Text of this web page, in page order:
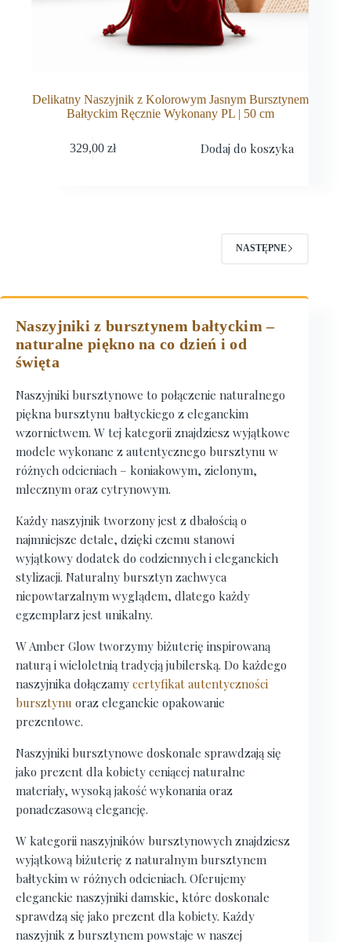
Delikatny Naszyjnik z Kolorowym Jasnym Bursztynem
Bałtyckim Ręcznie Wykonany PL | 50 cm
329,00zł Dodaj do koszyka
NASTĘPNE
Naszyjniki z bursztynem bałtyckim –
naturalne piękno na co dzień i od
święta
Naszyjniki bursztynowe to połączenie naturalnego
piękna bursztynu bałtyckiego z eleganckim
wzornictwem. W tej kategorii znajdziesz wyjątkowe
modele wykonane z autentycznego bursztynu w
różnych odcieniach – koniakowym, zielonym,
mlecznym oraz cytrynowym.
Każdy naszyjnik tworzony jest z dbałością o
najmniejsze detale, dzięki czemu stanowi
wyjątkowy dodatek do codziennych i eleganckich
stylizacji. Naturalny bursztyn zachwyca
niepowtarzalnym wyglądem, dlatego każdy
egzemplarz jest unikalny.
W Amber Glow tworzymy biżuterię inspirowaną
naturą i wieloletnią tradycją jubilerską. Do każdego
naszyjnika dołączamy certyfikat autentyczności
bursztynu oraz eleganckie opakowanie
prezentowe.
Naszyjniki bursztynowe doskonale sprawdzają się
jako prezent dla kobiety ceniącej naturalne
materiały, wysoką jakość wykonania oraz
ponadczasową elegancję.
W kategorii naszyjników bursztynowych znajdziesz
wyjątkową biżuterię z naturalnym bursztynem
bałtyckim w różnych odcieniach. Oferujemy
eleganckie naszyjniki damskie, które doskonale
sprawdzą się jako prezent dla kobiety. Każdy
naszyjnik z bursztynem powstaje w naszej